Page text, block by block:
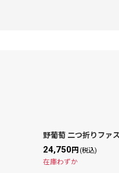
野葡萄 二つ折りファ
24,750円 (税込)
在庫わずか